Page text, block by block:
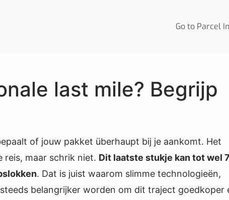
Go to Parcel
last mile? Begrijp
of jouw pakket überhaupt bij je aankomt. Het
reis, maar schrik niet. Dit laatste stukje kan tot wel
. Dat is juist waarom slimme technologieën,
belangrijker worden om dit traject goedkoper